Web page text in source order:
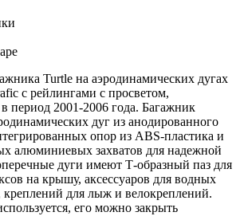
Turtle на аэродинамических дугах
с рейлингами с просветом,
период 2001-2006 года. Багажник
дуг из анодированного
опор из ABS-пластика и
алюминиевых захватов для надежной
дуги имеют Т-образный паз для
на крышу, аксессуаров для водных
креплений для лыж и велокреплений.
его можно закрыть